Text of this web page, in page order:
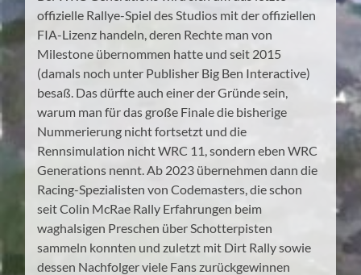
offizielle Rallye-Spiel des Studios mit der offiziellen
FIA-Lizenz handeln, deren Rechte man von
Milestone übernommen hatte und seit 2015
(damals noch unter Publisher Big Ben Interactive)
besaß. Das dürfte auch einer der Gründe sein,
warum man für das große Finale die bisherige
Nummerierung nicht fortsetzt und die
Rennsimulation nicht WRC 11, sondern eben WRC
Generations nennt. Ab 2023 übernehmen dann die
Racing-Spezialisten von Codemasters, die schon
seit Colin McRae Rally Erfahrungen beim
waghalsigen Preschen über Schotterpisten
sammeln konnten und zuletzt mit Dirt Rally sowie
dessen Nachfolger viele Fans zurückgewinnen